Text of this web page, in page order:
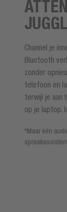
Channel je
Bluetooth
zonder
telefoon en
terwijl je aan
op je laptop.
*Maar één